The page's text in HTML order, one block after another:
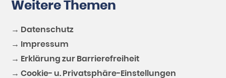
Weitere Themen
→ Datenschutz
→ Impressum
→ Erklärung zur Barrierefreiheit
→ Cookie- u. Privatsphäre-Einstellungen